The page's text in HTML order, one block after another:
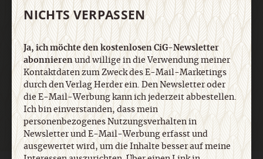
E-Mail
Jetzt anmelden
NICHTS VERPASSEN
Ja, ich möchte den kostenlosen CiG-Newsletter
abonnierenund willige in die Verwendung meiner
Kontaktdaten zum Zweck des E-Mail-Marketings
durch den Verlag Herder ein. Den Newsletter oder
die E-Mail-Werbung kann ich jederzeit abbestellen.
Ich bin einverstanden, dass mein
personenbezogenes Nutzungsverhalten in
Newsletter und E-Mail-Werbung erfasst und
ausgewertet wird, um die Inhalte besser auf meine